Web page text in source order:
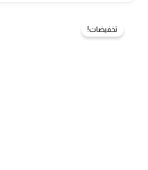
تخفيضات!